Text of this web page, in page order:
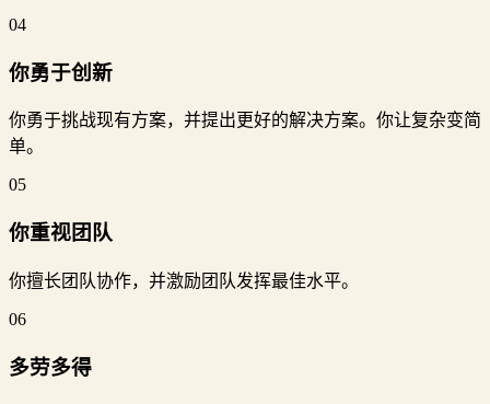
04
你勇于创新
你勇于挑战现有方案，并提出更好的解决方案。你让复杂变简
单。
05
你重视团队
你擅长团队协作，并激励团队发挥最佳水平。
06
多劳多得